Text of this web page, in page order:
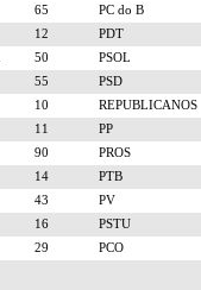
65 PC do B
12 PDT
50 PSOL
55 PSD
10 REPUBLICANOS
11 PP
90 PROS
14 PTB
43 PV
16 PSTU
29 PCO